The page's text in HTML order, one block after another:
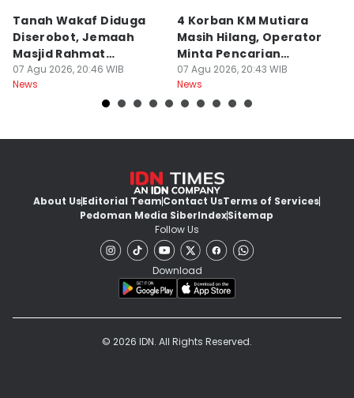
Tanah Wakaf Diduga
Diserobot, Jemaah
Masjid Rahmat
Surabaya Protes
07 Agu 2026, 20:46 WIB
News
4 Korban KM Mutiara
Masih Hilang, Operator
Minta Pencarian
Dilanjut
07 Agu 2026, 20:43 WIB
News
About UsEditorial TeamContact UsTerms of Services
Pedoman Media SiberIndexSitemap
Follow Us
Download
© 2026 IDN. All Rights Reserved.